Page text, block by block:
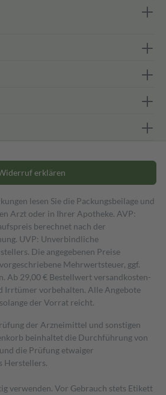
erklären
lesen Sie die Packungsbeilage und
Arzt oder in Ihrer Apotheke. AVP:
berechnet nach der
UVP: Unverbindliche
Die angegebenen Preise
Mehrwertsteuer, ggf.
Ab 29,00 € Bestell­wert versand­kosten­
Irrtümer vorbehalten. Alle Angebote
der Vorrat reicht.
der Arzneimittel und sonstigen
beinhaltet die Durchführung von
die Prüfung etwaiger
Herstellers.
verwenden. Vor Gebrauch stets Etikett